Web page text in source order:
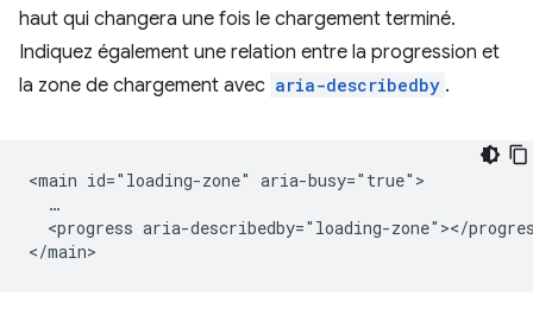
haut qui changera une fois le chargement terminé.
Indiquez également une relation entre la progression et
la zone de chargement avec aria-describedby .
<main id="loading-zone" aria-busy="true">
  …
<progress aria-describedby="loading-zone"></